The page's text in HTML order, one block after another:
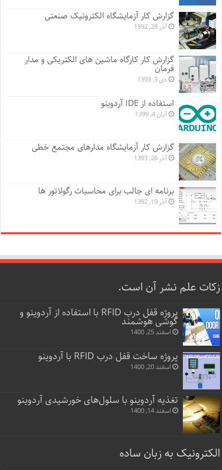
گزارش کار آزمایشگاه الکترونیک صنعتی
آذر 28, 1392
گزارش کار کارگاه ماشین های الکتریکی و مدار
فرمان
دی 3, 1393
استفاده از IDE آردوینو
آبان 4, 1399
گزارش کار آزمایشگاه مدارهای مجتمع خطی
آذر 26, 1393
برنامه ای جالب برای محاسبات رگولاتور ها
آذر 19, 1392
زکات علم نشر آن است.
پروژه قفل‌ درب RFID با استفاده از آردوینو و
گوشی هوشمند
اسفند 25, 1400
پروژه ساخت قفل‌ درب RFID با آردوینو
اسفند 20, 1400
تغذیه آردوینو با سلول‌های خورشیدی آردوینو
اسفند 14, 1400
الکترونیک به زبان ساده